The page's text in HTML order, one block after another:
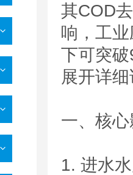
其COD
响，工
下可突
展开详
一、核
1. 进水